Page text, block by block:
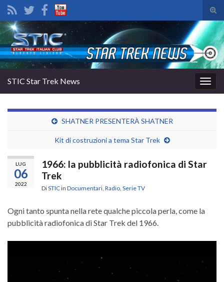
il
di
Search for:
la
STIC Star Trek News
SHATNER PRESENTERÀ SHATNER
Kit di costruzioni a tema Star Trek
LUG
06
2022
1966: la pubblicità radiofonica di Star
Trek
DiSTICin Documentari Radio Serie TV
Ogni tanto spunta nella rete qualchepiccola perla, come la
pubblicità radiofonica di Star Trek del 1966.